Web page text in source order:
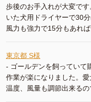
歩後のお手入れが大変で
いた犬用ドライヤーで30
風力も強力で15分もあれ
東京都 S様
- ゴールデンを飼っていて
作業が楽になりました。
温度、風量も調節出来るの